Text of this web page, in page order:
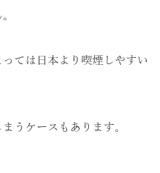
ては日本より喫煙しやすい
うケースもあります。